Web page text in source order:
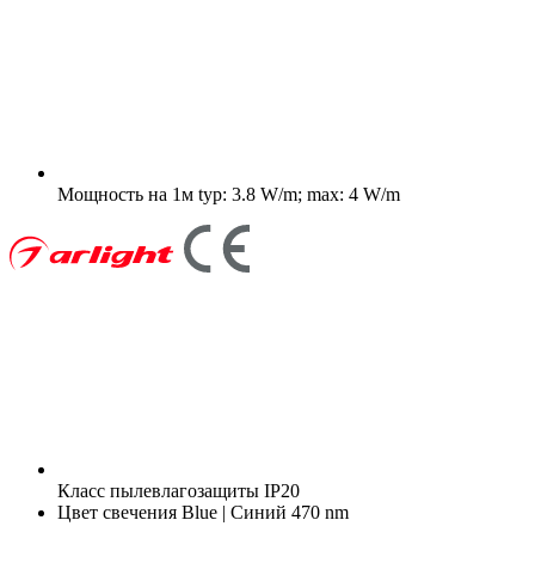
Мощность на 1м typ: 3.8 W/m; max: 4 W/m
Класс пылевлагозащиты IP20
Цвет свечения Blue | Синий 470 nm